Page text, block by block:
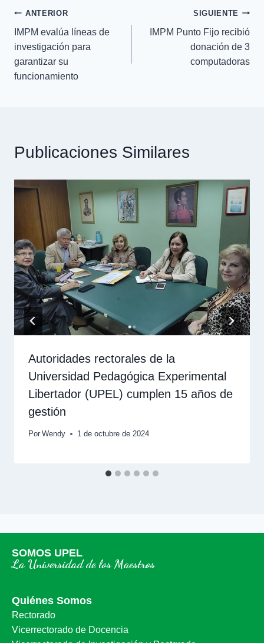
ANTERIOR
IMPM evalúa líneas de
investigación para
garantizar su
funcionamiento
SIGUIENTE
IMPM Punto Fijo recibió
donación de 3
computadoras
Publicaciones Similares
Autoridades rectorales de la
Universidad Pedagógica Experimental
Libertador (UPEL) cumplen 15 años de
gestión
Por Wendy 1 de octubre de 2024
SOMOS UPEL
La Universidad de los Maestros
Quiénes Somos
Rectorado
Vicerrectorado de Docencia